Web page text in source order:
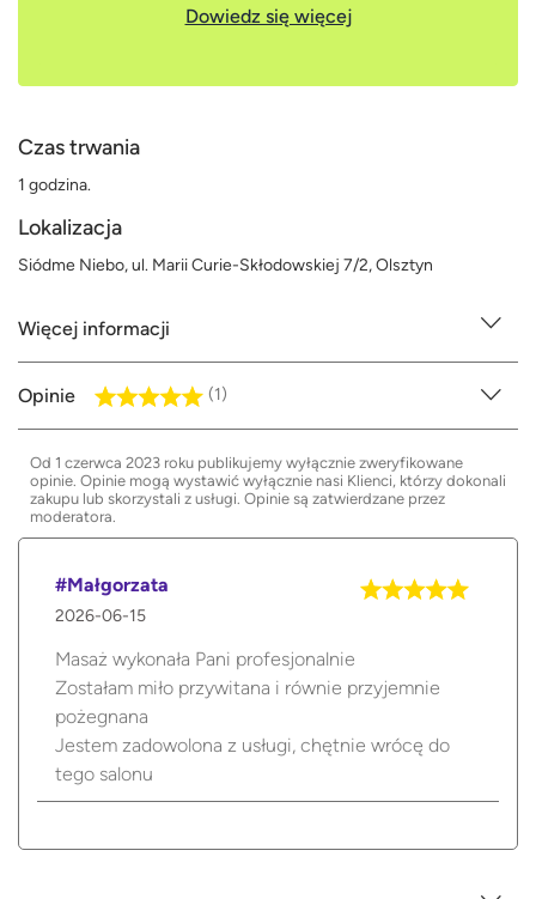
Dowiedz się więcej
Czas trwania
1 godzina.
Lokalizacja
Siódme Niebo, ul. Marii Curie-Skłodowskiej 7/2, Olsztyn
Więcej informacji
Opinie (1)
Od 1 czerwca 2023 roku publikujemy wyłącznie zweryfikowane
opinie. Opinie mogą wystawić wyłącznie nasi Klienci, którzy dokonali
zakupu lub skorzystali z usługi. Opinie są zatwierdzane przez
moderatora.
#Małgorzata
2026-06-15
Masaż wykonała Pani profesjonalnie
Zostałam miło przywitana i równie przyjemnie
pożegnana
Jestem zadowolona z usługi, chętnie wrócę do
tego salonu